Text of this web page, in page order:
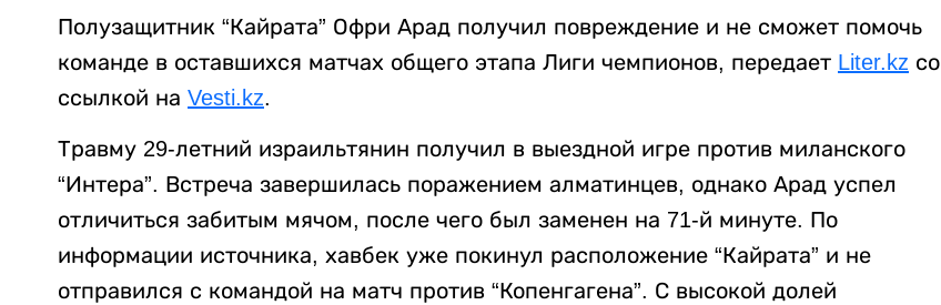
Полузащитник “Кайрата” Офри Арад получил повреждение и не сможет помочь
команде в оставшихся матчах общего этапа Лиги чемпионов, передает Liter.kz со
ссылкой на Vesti.kz.
Травму 29-летний израильтянин получил в выездной игре против миланского
“Интера”. Встреча завершилась поражением алматинцев, однако Арад успел
отличиться забитым мячом, после чего был заменен на 71-й минуте. По
информации источника, хавбек уже покинул расположение “Кайрата” и не
отправился с командой на матч против “Копенгагена”. С высокой долей